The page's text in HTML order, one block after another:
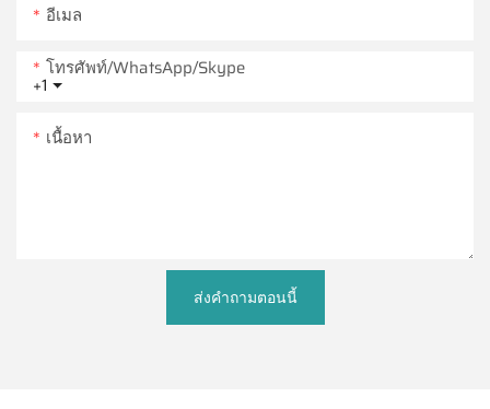
อีเมล
+1
โทรศัพท์/WhatsApp/Skype
เนื้อหา
ส่งคำถามตอนนี้